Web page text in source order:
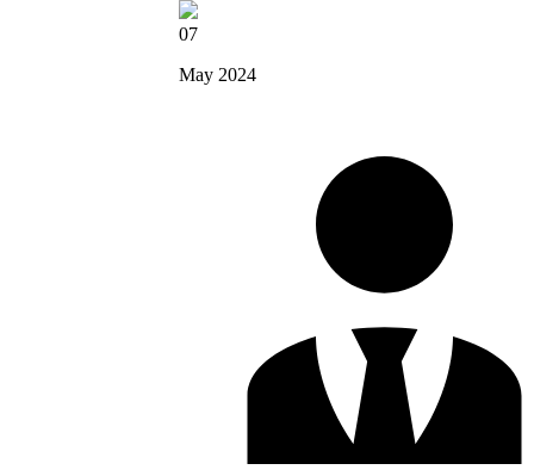
07
May 2024